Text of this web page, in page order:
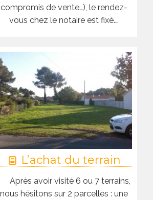
compromis de vente…), le rendez-
vous chez le notaire est fixé.…
L’achat du terrain
Après avoir visité 6 ou 7 terrains,
nous hésitons sur 2 parcelles : une